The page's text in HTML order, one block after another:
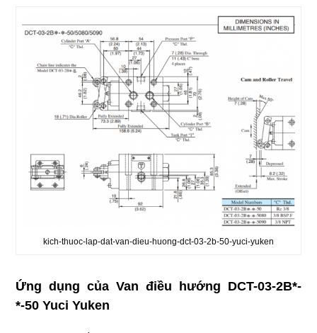
kich-thuoc-lap-dat-van-dieu-huong-dct-03-2b-50-yuci-yuken
Ứng dụng của Van điều hướng DCT-03-2B*-
*-50 Yuci Yuken